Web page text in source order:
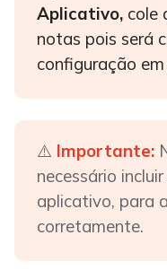
Aplicativo, cole
notas pois será
configuração
⚠️ Importante:
necessário
aplicativo, para
corretamente.